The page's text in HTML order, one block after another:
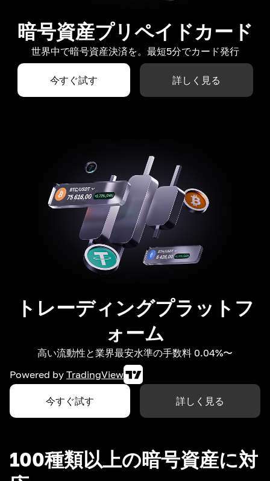
暗号資産プリペイドカード
世界中で暗号資産決済を。最短5分でカード発行
今すぐ試す 詳しく見る
トレーディングプラットフ
ォーム
高い流動性と業界最安水準の手数料 0.04%〜
Powered by TradingView
今すぐ試す 詳しく見る
100種類以上の暗号資産に対